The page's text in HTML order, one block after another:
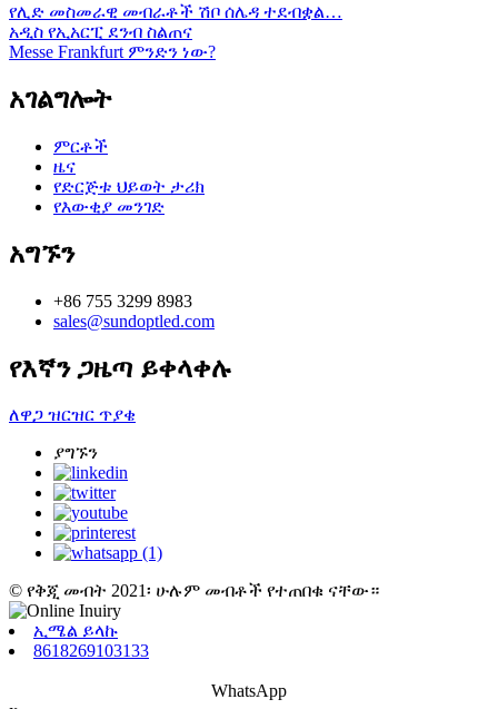
የሊድ መስመራዊ መብራቶች ሽቦ ሰሌዳ ተደብቋል…
አዲስ የኢአርፒ ደንብ ስልጠና
Messe Frankfurt ምንድን ነው?
አገልግሎት
ምርቶች
ዜና
የድርጅቱ ህይወት ታሪክ
የእውቂያ መንገድ
አግኙን
+86 755 3299 8983
sales@sundoptled.com
የእኛን ጋዜጣ ይቀላቀሉ
ለዋጋ ዝርዝር ጥያቄ
ያግኙን
© የቅጂ መብት 2021፡ ሁሉም መብቶች የተጠበቁ ናቸው።
ኢሜል ይላኩ
8618269103133
WhatsApp